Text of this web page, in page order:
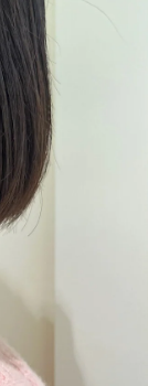
Canal４℃
のジュエリー